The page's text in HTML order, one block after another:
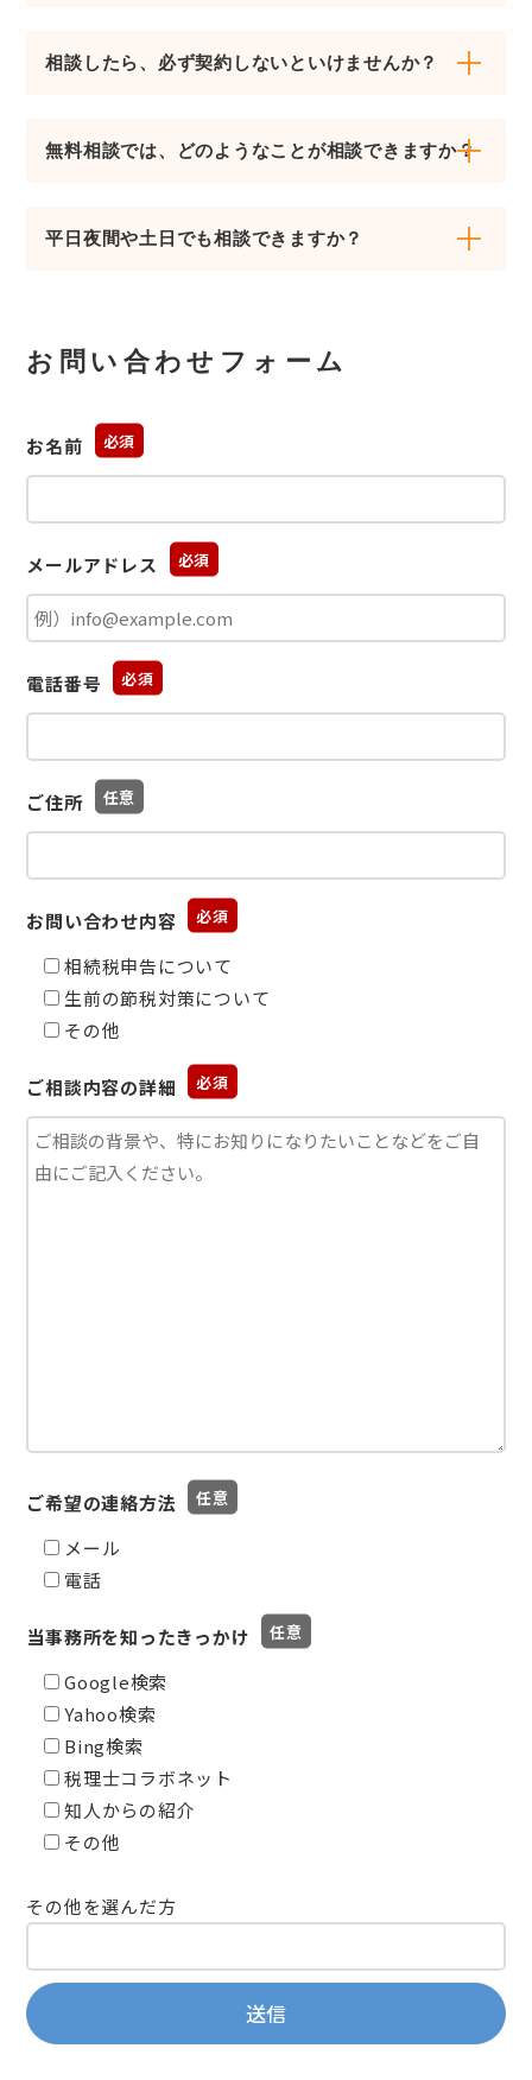
はい、もちろん可能です。税理士には厳格な守秘義
務が課せられておりますので、ご相談いただいた内
ざいません。安心してご相談ください。
相談したら、必ず契約しないといけませんか？
いいえ、決してそのようなことはございません。当
事務所の無料相談は、お客様のお悩みを整理し、解
内容にご納得いただけない限り、無理に契約を勧め
無料相談では、どのようなことが相談できますか？
相続税に関することであれば、どんな些細なことで
もご相談いただけます。「そもそも相続税がかかる
に合わせて税理士が丁寧にお答えします。
平日夜間や土日でも相談できますか？
お問い合わせフォーム
お名前
メールアドレス
電話番号
ご住所
お問い合わせ内容
相続税申告について
生前の節税対策について
その他
ご相談内容の詳細
ご希望の連絡方法
メール
電話
当事務所を知ったきっかけ
Google検索
Yahoo検索
Bing検索
税理士コラボネット
知人からの紹介
その他
その他を選んだ方